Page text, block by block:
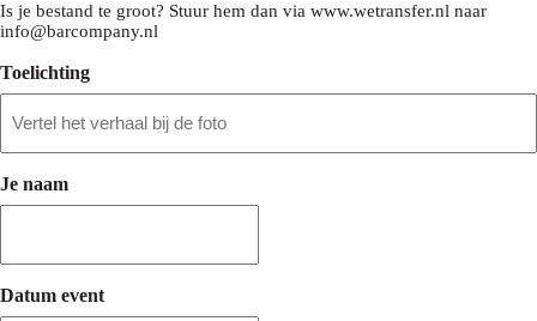
Is je bestand te groot? Stuur hem dan via www.wetransfer.nl naar
info@barcompany.nl
Toelichting
Je naam
Datum event